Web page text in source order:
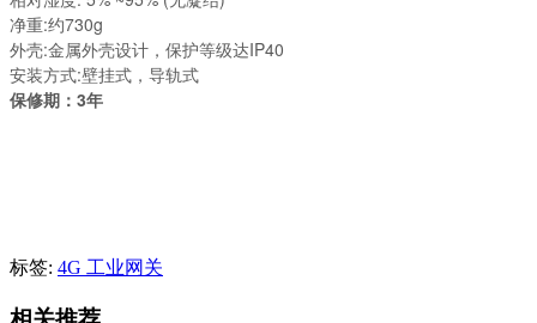
净重:约730g
外壳:金属外壳设计，保护等级达IP40
安装方式:壁挂式，导轨式
保修期：3年
标签: 4G 工业网关